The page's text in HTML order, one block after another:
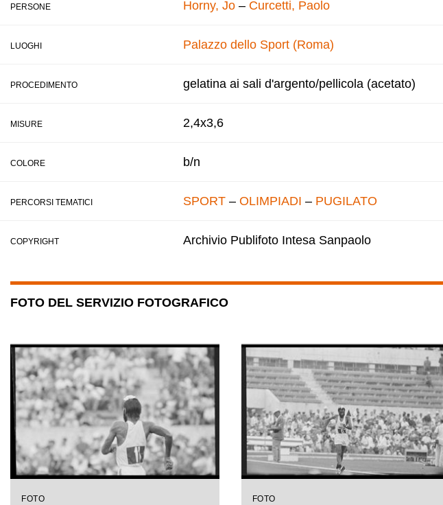
PERSONE Horny, Jo – Curcetti, Paolo
LUOGHI Palazzo dello Sport (Roma)
PROCEDIMENTO gelatina ai sali d'argento/pellicola (acetato)
MISURE 2,4x3,6
COLORE b/n
PERCORSI TEMATICI SPORT – OLIMPIADI – PUGILATO
COPYRIGHT Archivio Publifoto Intesa Sanpaolo
FOTO DEL SERVIZIO FOTOGRAFICO
FOTO FOTO